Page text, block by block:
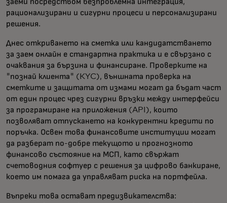
рационализирани и сигурни процеси и персонализирани
решения.
Днес откриването на сметка или кандидатстването
за заем онлайн е стандартна практика и е свързано с
очаквания за бързина и финансиране. Проверките на
"познай клиента" (KYC), външната проверка на
сметките и защитата от измами могат да бъдат част
от един процес чрез сигурни връзки между интерфейси
за програмиране на приложения (API), които
позволяват отпускането на конкурентни кредити по
поръчка. Освен това финансовите институции могат
да разберат по-добре текущото и прогнозното
финансово състояние на МСП, като свържат
счетоводния софтуер с решения за цифрово банкиране,
което им помага да управляват риска на портфейла.
Въпреки това остават предизвикателства: